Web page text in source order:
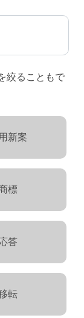
絞ることもで
新案
標
答
転